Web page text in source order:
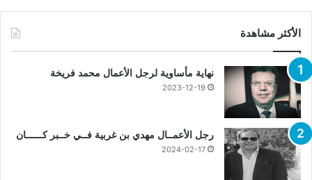
الأكثر مشاهدة
نهاية مأساوية لرجل الأعمال محمد فريخة
2023-12-19
رجل الأعمــال مهدي بن غربية فــي خــبر كــــــان
2024-02-17